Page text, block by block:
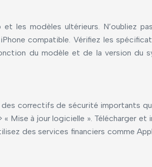
les modèles ultérieurs. N’oubliez
compatible. Vérifiez les
du modèle et de la version du
des correctifs de sécurité importants
Mise à jour logicielle ». Télécharger et
des services financiers comme